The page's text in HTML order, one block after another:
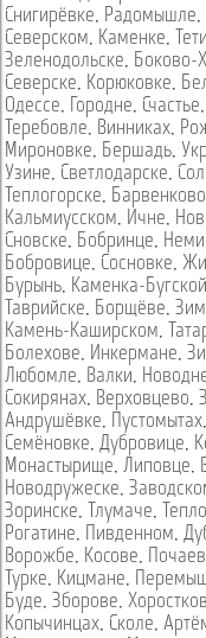
Снигирёвке, Радомышле,
Северском, Каменке,
Зеленодольске, Боково-
Северске, Корюковке,
Одессе, Городне, Счастье,
Теребовле, Винниках,
Мироновке, Бершадь,
Узине, Светлодарске,
Теплогорске, Барвенково
Кальмиусском, Ичне,
Сновске, Бобринце,
Бобровице, Сосновке,
Бурынь, Каменка-Бугской
Таврийске, Борщёве,
Камень-Каширском,
Болехове, Инкермане,
Любомле, Валки,
Сокирянах, Верховцево,
Андрушёвке, Пустомытах,
Семёновке, Дубровице,
Монастырище, Липовце,
Новодружеске,
Зоринске, Тлумаче,
Рогатине, Пивденном,
Ворожбе, Косове,
Турке, Кицмане,
Буде, Зборове,
Копычинцах, Сколе,